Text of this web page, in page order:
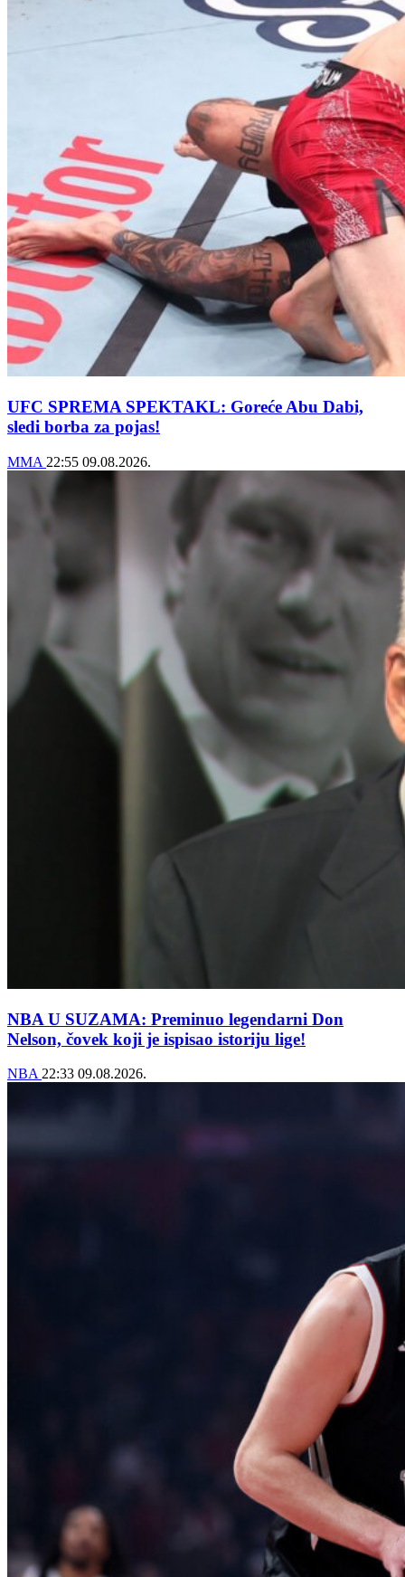
UFC SPREMA SPEKTAKL: Goreće Abu Dabi,
sledi borba za pojas!
MMA 22:55 09.08.2026.
NBA U SUZAMA: Preminuo legendarni Don
Nelson, čovek koji je ispisao istoriju lige!
NBA 22:33 09.08.2026.